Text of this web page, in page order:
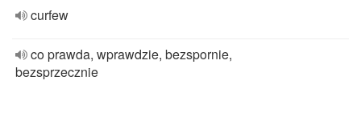
curfew
co prawda, wprawdzie, bezspornie,
bezsprzecznie